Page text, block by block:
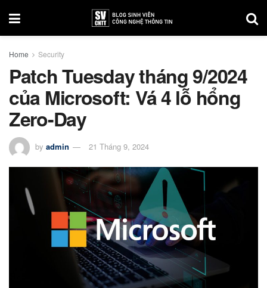
Home Security
Patch Tuesday tháng 9/2024
của Microsoft: Vá 4 lỗ hổng
Zero-Day
by admin 21 Tháng 9, 2024